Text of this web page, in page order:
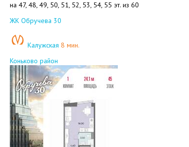
на 47, 48, 49, 50, 51, 52, 53, 54, 55 эт. из 60
Добавить в избранное
ЖК Обручева 30
Калужская 8 мин.
Коньково район